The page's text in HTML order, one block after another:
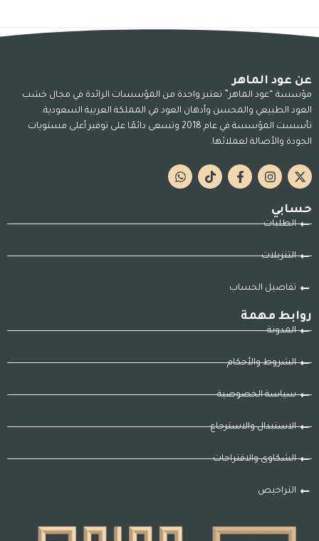
عن عود الماهر
مؤسسة “عود الماهر” تعتبر واحدة من المؤسسات الرائدة في مجال خشب
العود الطبيعي والمحسن وأدهان العود في المملكة العربية السعودية.
تأسست المؤسسة في عام 2018 وتسعى دائمًا على توفير أعلى مستويات
الجودة والأصالة لعملائها.
حسابي
الطلبات
التنزيلات
تفاصيل الحساب
روابط مهمة
المدونة
الشروط والأحكام
سياسة الخصوصية
الاستبدال والاسترجاع
الشكاوى والاقتراحات
التراخيص